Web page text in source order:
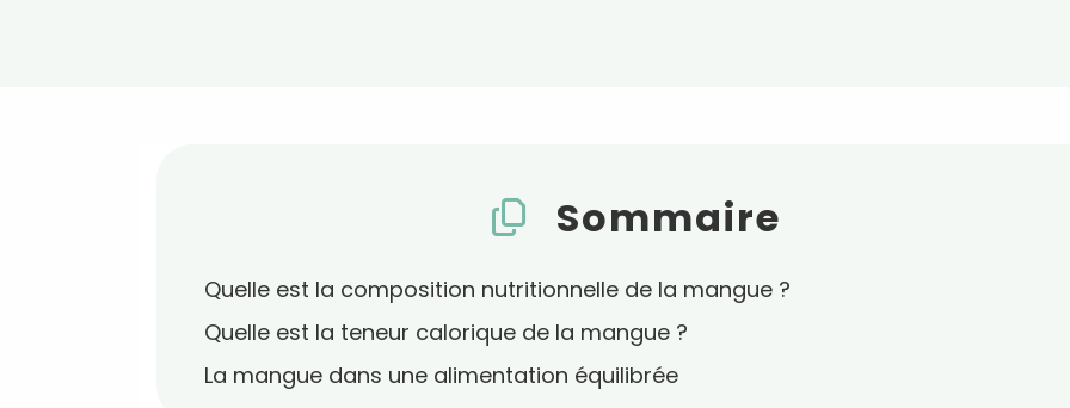
Sommaire
Quelle est la composition nutritionnelle de la mangue ?
Quelle est la teneur calorique de la mangue ?
La mangue dans une alimentation équilibrée